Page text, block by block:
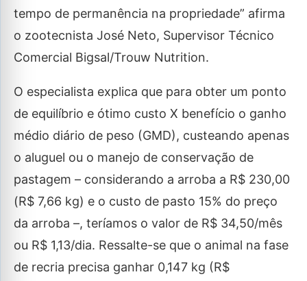
tempo de permanência na propriedade” afirma
o zootecnista José Neto, Supervisor Técnico
Comercial Bigsal/Trouw Nutrition.
O especialista explica que para obter um ponto
de equilíbrio e ótimo custo X benefício o ganho
médio diário de peso (GMD), custeando apenas
o aluguel ou o manejo de conservação de
pastagem – considerando a arroba a R$ 230,00
(R$ 7,66 kg) e o custo de pasto 15% do preço
da arroba –, teríamos o valor de R$ 34,50/mês
ou R$ 1,13/dia. Ressalte-se que o animal na fase
de recria precisa ganhar 0,147 kg (R$